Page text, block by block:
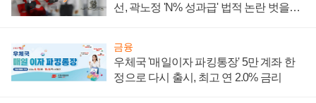
선, 곽노정 'N% 성과급' 법적 논란 벗을지
금융
우체국 '매일이자 파킹통장' 5만 계좌 한
정으로 다시 출시, 최고 연 2.0% 금리